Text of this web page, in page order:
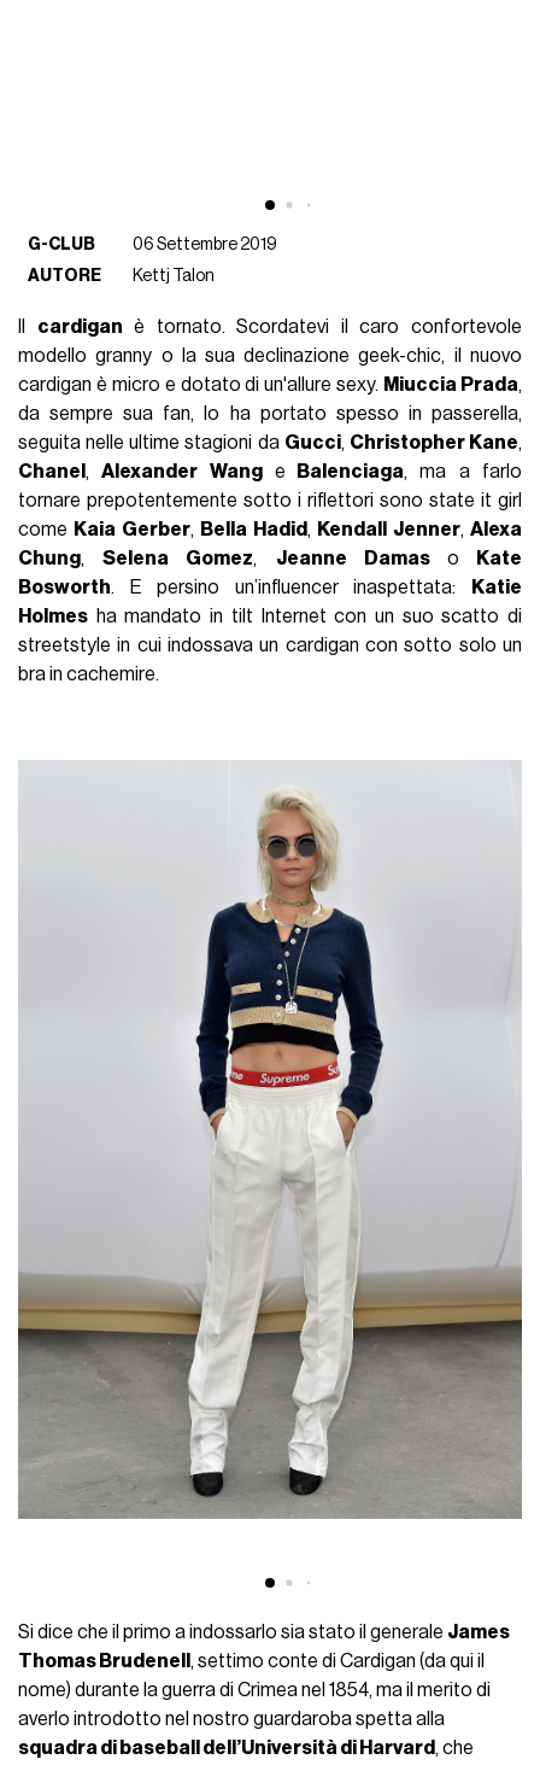
G-CLUB
06 Settembre 2019
AUTORE
Kettj Talon
cardigan è tornato. Scordatevi il caro confortevole
modello granny o la sua declinazione geek-chic, il nuovo
cardigan è micro e dotato di un'allure sexy. Miuccia Prada,
da sempre sua fan, lo ha portato spesso in passerella,
seguita nelle ultime stagioni da Gucci, Christopher Kane,
Chanel,Alexander Wange Balenciaga, ma a farlo
tornare prepotentemente sotto i riflettori sono state it girl
come Kaia Gerber, Bella Hadid, Kendall Jenner, Alexa
Chung,Selena Gomez, Jeanne Damas o Kate
Bosworth. E persino un’influencer inaspettata:
Katie
Holmes ha mandato in tilt Internet con un suo scatto di
streetstyle in cui indossava un cardigan con sotto solo un
bra in cachemire.
Si dice che il primo a indossarlo sia stato il generale James
Thomas Brudenell , settimo conte di Cardigan (da qui il
nome) durante la guerra di Crimea nel 1854, ma il merito di
averlo introdotto nel nostro guardaroba spetta alla
squadra di baseball dell’Università di Harvard , che